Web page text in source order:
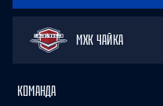
МХК ЧАЙКА
КОМАНДА